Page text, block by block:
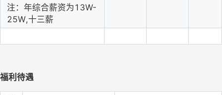
注：年综合薪资为13W-
25W,十三薪
福利待遇